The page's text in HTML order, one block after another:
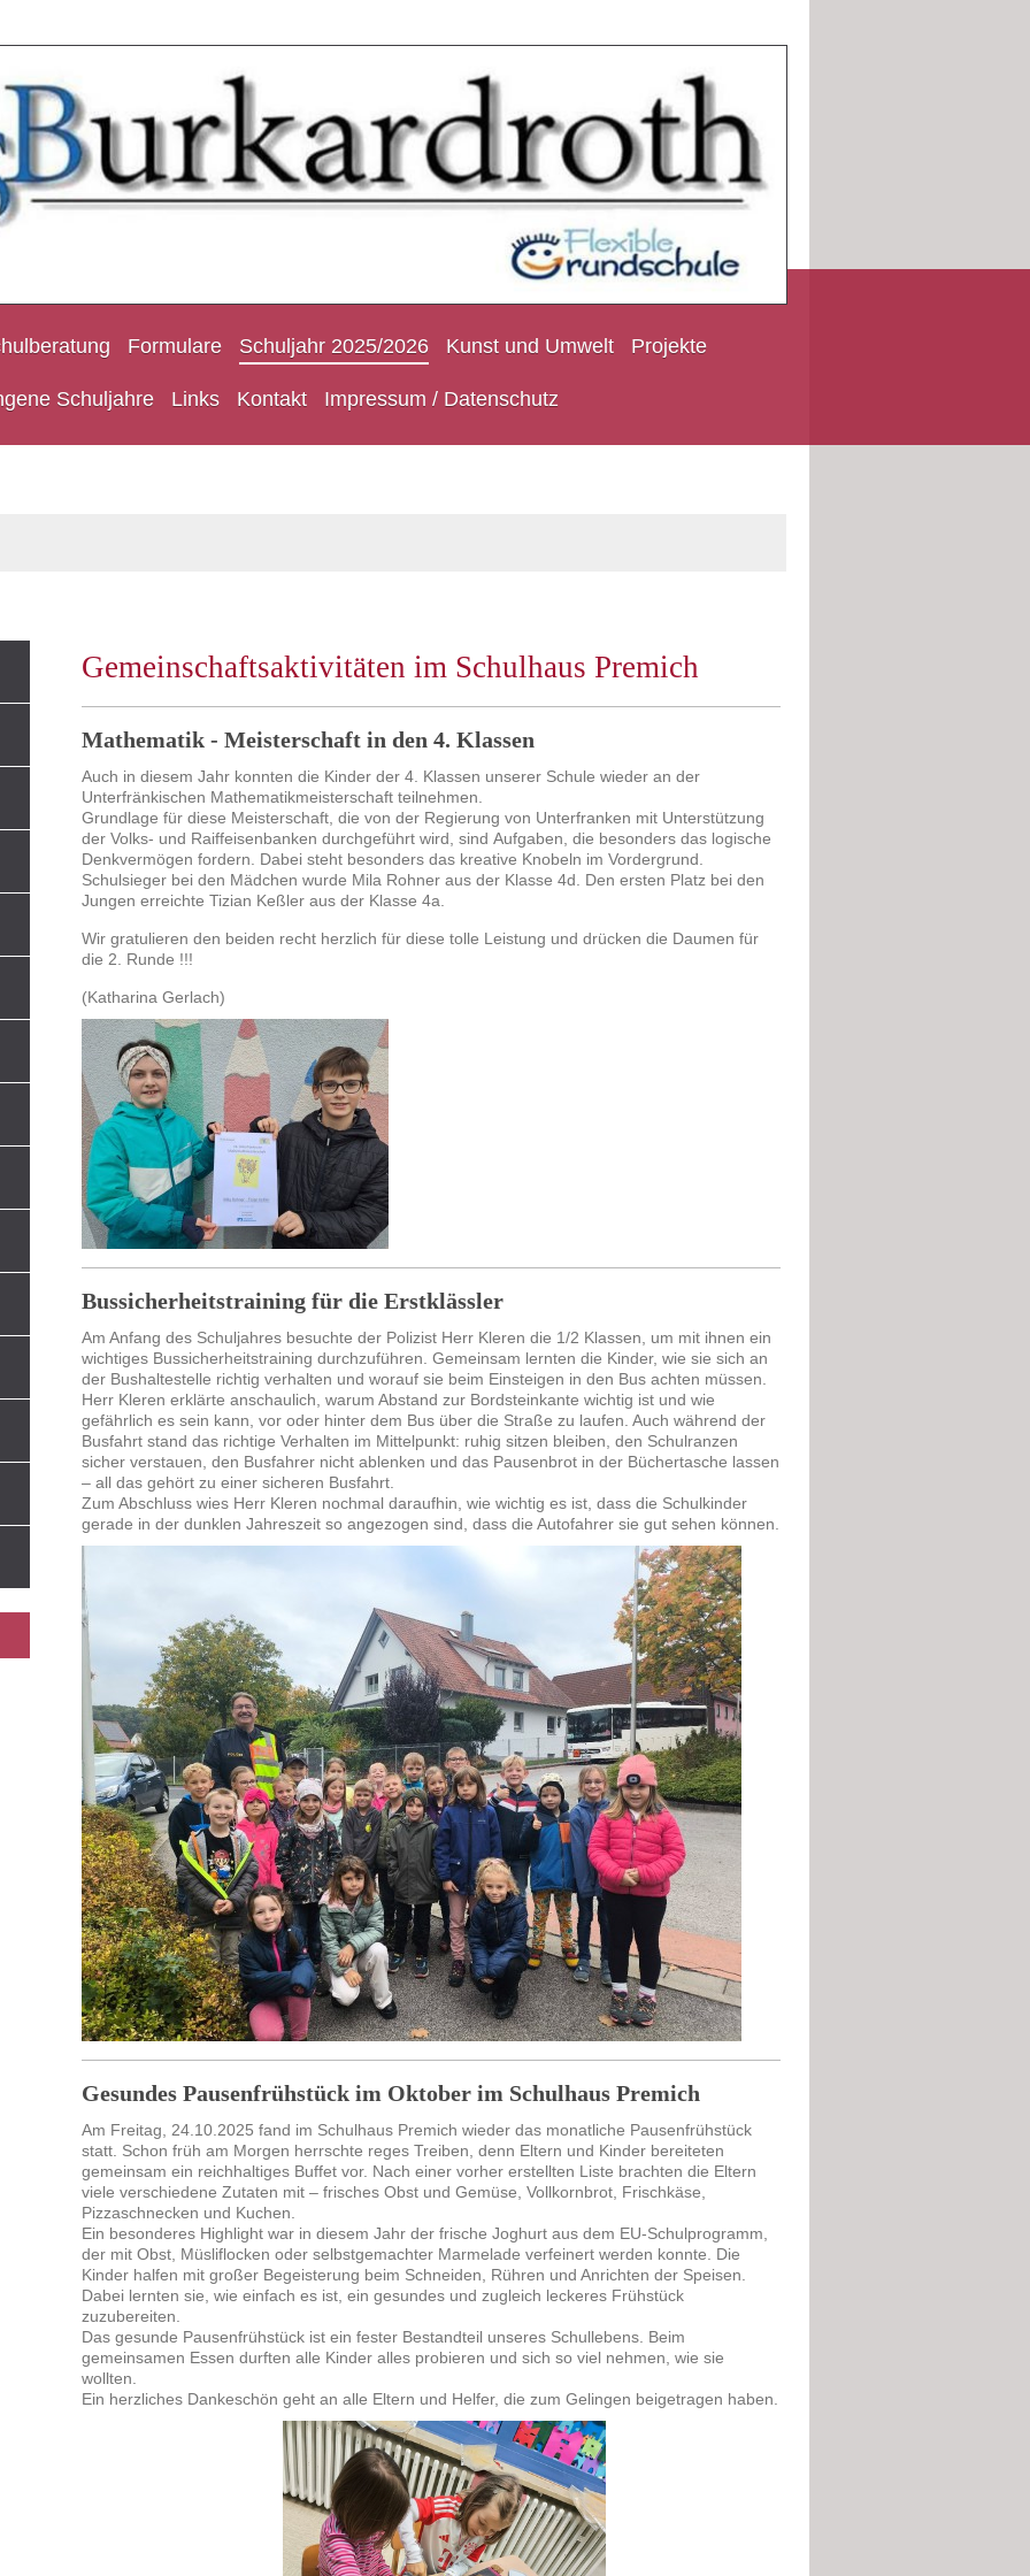
Formulare Schuljahr 2025/2026 Kunst und Umwelt Projekte
Schuljahre Links Kontakt Impressum / Datenschutz
Gemeinschaftsaktivitäten im Schulhaus Premich
Mathematik - Meisterschaft in den 4. Klassen
Auch in diesem Jahr konnten die Kinder der 4. Klassen unserer Schule wieder an der
Unterfränkischen Mathematikmeisterschaft teilnehmen.
Grundlage für diese Meisterschaft, die von der Regierung von Unterfranken mit Unterstützung
der Volks- und Raiffeisenbanken durchgeführt wird, sind Aufgaben, die besonders das logische
Denkvermögen fordern. Dabei steht besonders das kreative Knobeln im Vordergrund.
Schulsieger bei den Mädchen wurde Mila Rohner aus der Klasse 4d. Den ersten Platz bei den
Jungen erreichte Tizian Keßler aus der Klasse 4a.
Wir gratulieren den beiden recht herzlich für diese tolle Leistung und drücken die Daumen für
die 2. Runde !!!
(Katharina Gerlach)
Bussicherheitstraining für die Erstklässler
Am Anfang des Schuljahres besuchte der Polizist Herr Kleren die 1/2 Klassen, um mit ihnen ein
wichtiges Bussicherheitstraining durchzuführen. Gemeinsam lernten die Kinder, wie sie sich an
der Bushaltestelle richtig verhalten und worauf sie beim Einsteigen in den Bus achten müssen.
Herr Kleren erklärte anschaulich, warum Abstand zur Bordsteinkante wichtig ist und wie
gefährlich es sein kann, vor oder hinter dem Bus über die Straße zu laufen. Auch während der
Busfahrt stand das richtige Verhalten im Mittelpunkt: ruhig sitzen bleiben, den Schulranzen
sicher verstauen, den Busfahrer nicht ablenken und das Pausenbrot in der Büchertasche lassen
– all das gehört zu einer sicheren Busfahrt.
Zum Abschluss wies Herr Kleren nochmal daraufhin, wie wichtig es ist, dass die Schulkinder
gerade in der dunklen Jahreszeit so angezogen sind, dass die Autofahrer sie gut sehen können.
Gesundes Pausenfrühstück im Oktober im Schulhaus Premich
Am Freitag, 24.10.2025 fand im Schulhaus Premich wieder das monatliche Pausenfrühstück
statt. Schon früh am Morgen herrschte reges Treiben, denn Eltern und Kinder bereiteten
gemeinsam ein reichhaltiges Buffet vor. Nach einer vorher erstellten Liste brachten die Eltern
viele verschiedene Zutaten mit – frisches Obst und Gemüse, Vollkornbrot, Frischkäse,
Pizzaschnecken und Kuchen.
Ein besonderes Highlight war in diesem Jahr der frische Joghurt aus dem EU-Schulprogramm,
der mit Obst, Müsliflocken oder selbstgemachter Marmelade verfeinert werden konnte. Die
Kinder halfen mit großer Begeisterung beim Schneiden, Rühren und Anrichten der Speisen.
Dabei lernten sie, wie einfach es ist, ein gesundes und zugleich leckeres Frühstück
zuzubereiten.
Das gesunde Pausenfrühstück ist ein fester Bestandteil unseres Schullebens. Beim
gemeinsamen Essen durften alle Kinder alles probieren und sich so viel nehmen, wie sie
wollten.
Ein herzliches Dankeschön geht an alle Eltern und Helfer, die zum Gelingen beigetragen haben.